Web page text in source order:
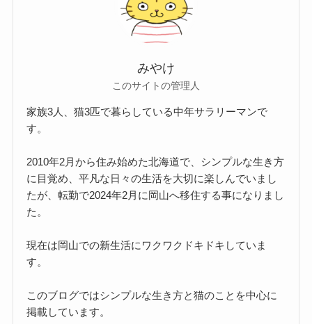
みやけ
このサイトの管理人
家族3人、猫3匹で暮らしている中年サラリーマンで
す。
2010年2月から住み始めた北海道で、シンプルな生き方
に目覚め、平凡な日々の生活を大切に楽しんでいまし
たが、転勤で2024年2月に岡山へ移住する事になりまし
た。
現在は岡山での新生活にワクワクドキドキしていま
す。
このブログではシンプルな生き方と猫のことを中心に
掲載しています。